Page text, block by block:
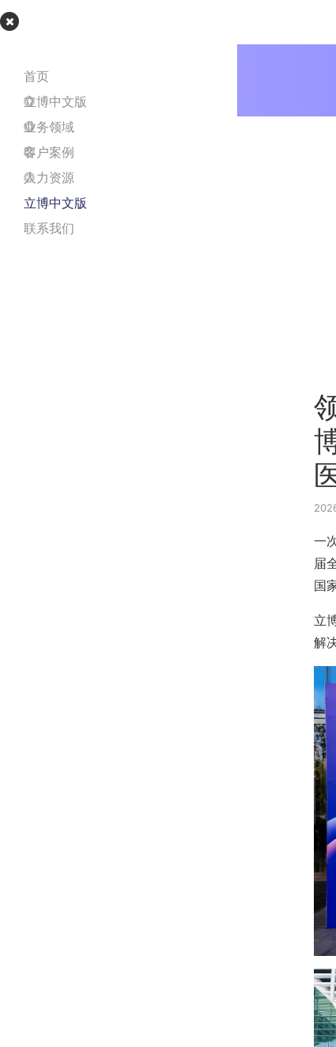
立博app
一
届
国
立
解
首页
立博中文版
业务领域
客户案例
人力资源
立博中文版
联系我们